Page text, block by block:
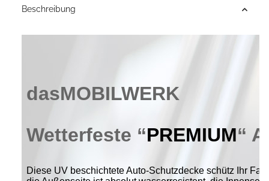
Beschreibung